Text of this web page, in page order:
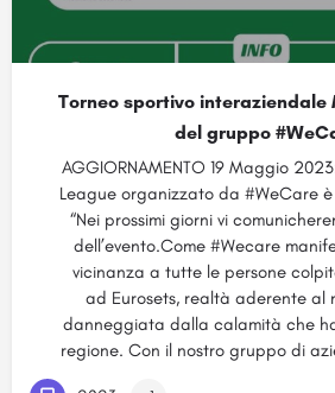
Torneo sportivo interaziendale
del gruppo
AGGIORNAMENTO 19 Maggio
League organizzato da #WeCare
“Nei prossimi giorni vi
dell’evento.Come #Wecare
vicinanza a tutte le persone
ad Eurosets, realtà aderente al
danneggiata dalla calamità che
regione. Con il nostro gruppo di